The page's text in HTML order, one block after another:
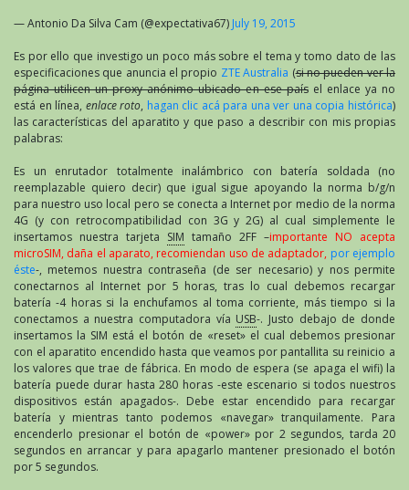
— Antonio Da Silva Cam (@expectativa67) July 19, 2015
Es por ello que investigo un poco más sobre el tema y tomo dato de las
especificaciones que anuncia el propio ZTE Australia (si no pueden ver la
página utilicen un proxy anónimo ubicado en ese paísel enlace ya no
está en línea, enlace roto, hagan clic acá para una ver una copia histórica)
las características del aparatito y que paso a describir con mis propias
palabras:
Es un enrutador totalmente inalámbrico con batería soldada (no
reemplazable quiero decir) que igual sigue apoyando la norma b/g/n
para nuestro uso local pero se conecta a Internet por medio de la norma
4G (y con retrocompatibilidad con 3G y 2G) al cual simplemente le
insertamos nuestra tarjeta SIM tamaño 2FF –importante NO acepta
microSIM, daña el aparato, recomiendan uso de adaptador, por ejemplo
éste-, metemos nuestra contraseña (de ser necesario) y nos permite
conectarnos al Internet por 5 horas, tras lo cual debemos recargar
batería -4 horas si la enchufamos al toma corriente, más tiempo si la
conectamos a nuestra computadora vía USB-. Justo debajo de donde
insertamos la SIM está el botón de «reset» el cual debemos presionar
con el aparatito encendido hasta que veamos por pantallita su reinicio a
los valores que trae de fábrica. En modo de espera (se apaga el wifi) la
batería puede durar hasta 280 horas -este escenario si todos nuestros
dispositivos están apagados-. Debe estar encendido para recargar
batería y mientras tanto podemos «navegar» tranquilamente. Para
encenderlo presionar el botón de «power» por 2 segundos, tarda 20
segundos en arrancar y para apagarlo mantener presionado el botón
por 5 segundos.